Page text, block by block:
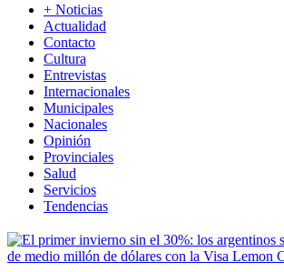
+ Noticias
Actualidad
Contacto
Cultura
Entrevistas
Internacionales
Municipales
Nacionales
Opinión
Provinciales
Salud
Servicios
Tendencias